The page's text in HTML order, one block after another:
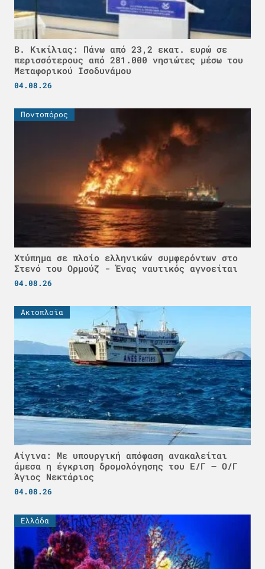
Β. Κικίλιας: Πάνω από 23,2 εκατ. ευρώ σε
περισσότερους από 281.000 νησιώτες μέσω του
Μεταφορικού Ισοδυνάμου
04.08.26
Ποντοπόρος
Χτύπημα σε πλοίο ελληνικών συμφερόντων στο
Στενό του Ορμούζ - Ένας ναυτικός αγνοείται
04.08.26
Ακτοπλοϊα
Αίγινα: Με υπουργική απόφαση ανακαλείται
άμεσα η έγκριση δρομολόγησης του Ε/Γ – Ο/Γ
Άγιος Νεκτάριος
04.08.26
Ελλάδα